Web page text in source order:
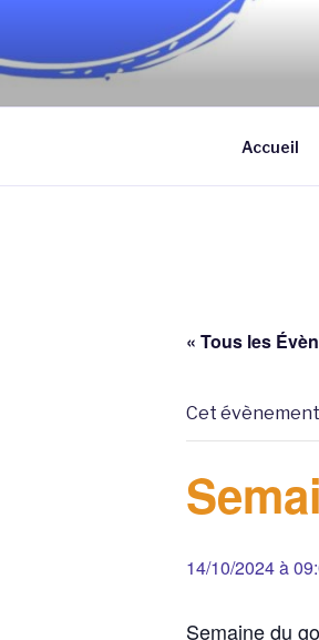
contenu
Accueil
« Tous les
Cet
14/10/2024 à
Semaine du